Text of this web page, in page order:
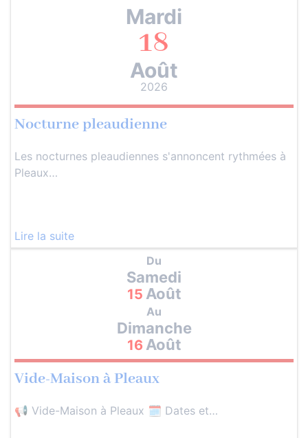
Mardi
18
Août
2026
Nocturne pleaudienne
Les nocturnes pleaudiennes s'annoncent rythmées à
Pleaux…
Lire la suite
Du
Samedi
15 Août
Au
Dimanche
16 Août
Vide-Maison à Pleaux
📢 Vide-Maison à Pleaux 🗓️ Dates et…